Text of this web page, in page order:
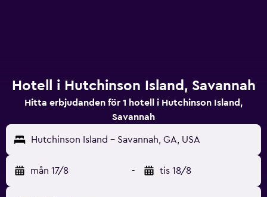
Hotell i Hutchinson Island, Savannah
Hitta erbjudanden för 1 hotell i Hutchinson Island,
Savannah
Hutchinson Island - Savannah, GA, USA
mån 17/8 - tis 18/8